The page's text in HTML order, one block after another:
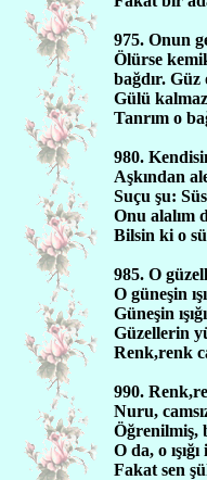
975. Onun
Ölürse
bağdır.
Gülü
Tanrım o
980.
Aşkından
Suçu şu:
Onu alalım
Bilsin ki o
985. O
O güneşin
Güneşin
Güzellerin
Renk,renk
990.
Nuru,
Öğrenilmiş,
O da, o
Fakat sen